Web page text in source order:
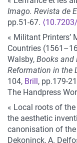
Imago. Revista de
pp.51-67.
« Militant Printers’
Countries
Walsby, Books and
Reformation in the
104, Brill, pp.179-
The Handpress
« Local roots of
the aesthetic
canonisation of
Dekoninck, A.